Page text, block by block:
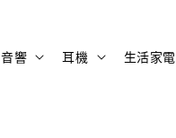
音響 耳機 生活家電